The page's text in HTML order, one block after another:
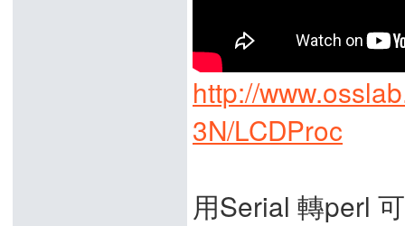
http://
3N/LCDProc
用Serial 轉perl